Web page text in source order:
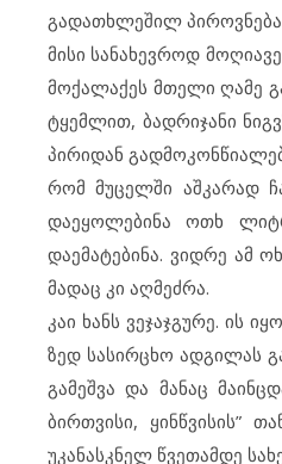
გადათხლეშილ
მისი სანახევროდ
მოქალაქეს მთელი ღამე
ტყემლით, ბადრიჯანი
პირიდან
რომ მუცელში აშკარად
დაეყოლებინა ოთხ
დაემატებინა. ვიდრე ამ
მადაც კი აღმეძრა.
კაი ხანს ვეჯაჯგურე. ის
ზედ სასირცხო ადგილას
გამეშვა და მანაც
ბირთვისი, ყინწვისის”
უკანასკნელ წვეთამდე